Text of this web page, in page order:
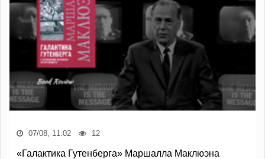
07/08, 11:02 12
«Галактика Гутенберга» Маршалла Маклюэна